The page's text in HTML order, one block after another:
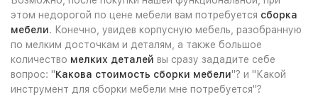
этом недорогой по цене мебели вам потребуется сборка
мебели. Конечно, увидев корпусную мебель, разобранную
по мелким досточкам и деталям, а также большое
количество мелких деталей вы сразу зададите себе
вопрос: "Какова стоимость сборки мебели"? и "Какой
инструмент для сборки мебели мне потребуется"?